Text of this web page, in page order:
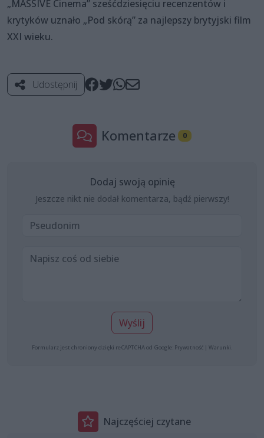
„MASSIVE Cinema” sześćdziesięciu recenzentów i
krytyków uznało „Pod skórą” za najlepszy brytyjski film
XXI wieku.
Udostępnij
Komentarze 0
Dodaj swoją opinię
Jeszcze nikt nie dodał komentarza, bądź pierwszy!
Wyślij
Formularz jest chroniony dzięki reCAPTCHA od Google: Prywatność | Warunki
Najczęściej czytane